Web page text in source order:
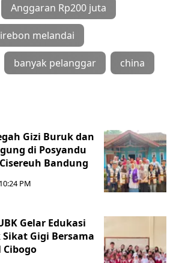
Anggaran Rp200 juta
melandai
banyak pelanggar china
Gizi Buruk dan
di Posyandu
Bandung
PM
Gelar Edukasi
Gigi Bersama
Cibogo